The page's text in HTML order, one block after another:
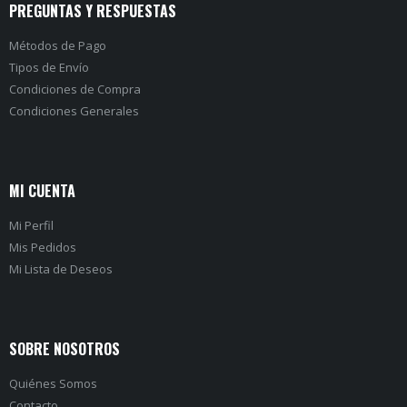
PREGUNTAS Y RESPUESTAS
Métodos de Pago
Tipos de Envío
Condiciones de Compra
Condiciones Generales
MI CUENTA
Mi Perfil
Mis Pedidos
Mi Lista de Deseos
SOBRE NOSOTROS
Quiénes Somos